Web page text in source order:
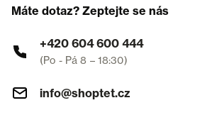
Máte dotaz? Zeptejte se nás
+420 604 600 444
(Po - Pá 8 – 18:30)
info@shoptet.cz